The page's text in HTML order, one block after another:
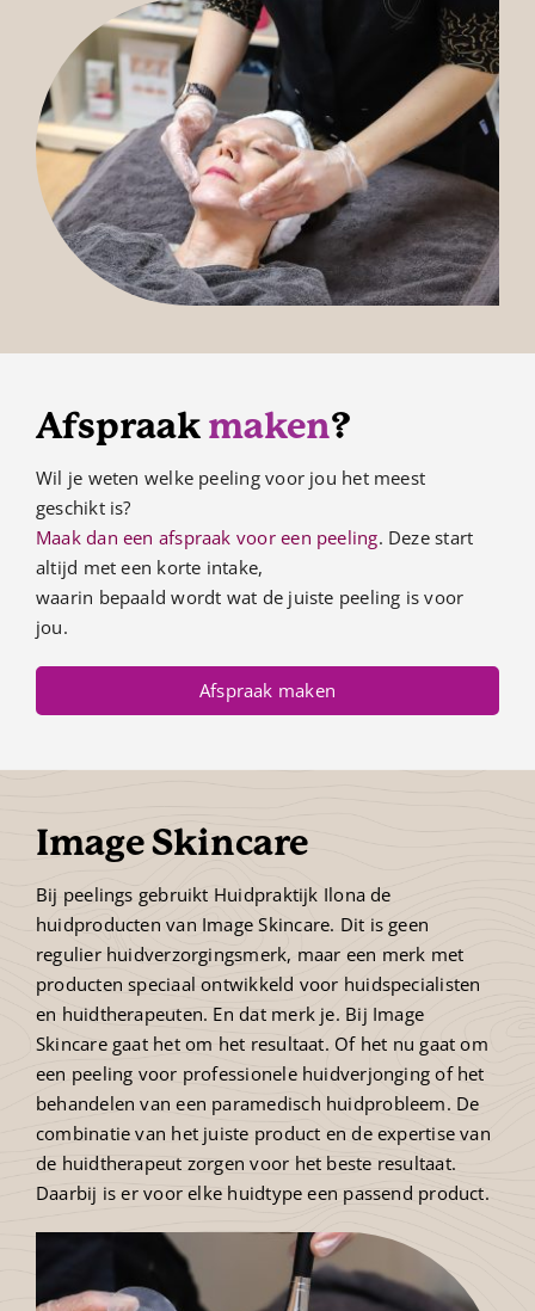
Afspraak maken?
Wil je weten welke peeling voor jou het meest
geschikt is?
Maak dan een afspraak voor een peeling. Deze start
altijd met een korte intake,
waarin bepaald wordt wat de juiste peeling is voor
jou.
Afspraak maken
Image Skincare
Bij peelings gebruikt Huidpraktijk Ilona de
huidproducten van Image Skincare. Dit is geen
regulier huidverzorgingsmerk, maar een merk met
producten speciaal ontwikkeld voor huidspecialisten
en huidtherapeuten. En dat merk je. Bij Image
Skincare gaat het om het resultaat. Of het nu gaat om
een peeling voor professionele huidverjonging of het
behandelen van een paramedisch huidprobleem. De
combinatie van het juiste product en de expertise van
de huidtherapeut zorgen voor het beste resultaat.
Daarbij is er voor elke huidtype een passend product.